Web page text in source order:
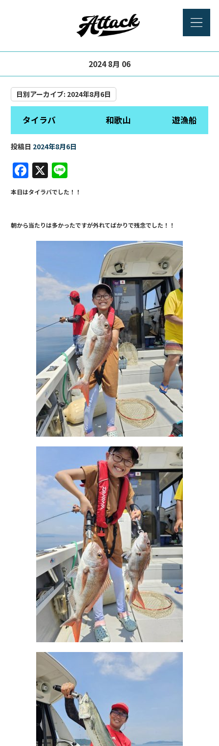
2024 8月 06
日別アーカイブ: 2024年8月6日
タイラバ 和歌山 遊漁船
投稿日 2024年8月6日
F
a
c
e
b
o
o
k
X
n
e
本日はタイラバでした！！
朝から当たりは多かったですが外れてばかりで残念でした！！